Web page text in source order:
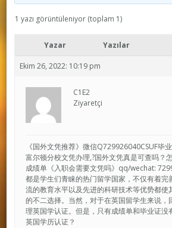
1 yazı görüntüleniyor (toplam 1)
Yazar Yazılar
Ekim 26, 2022: 10:19 pm
C1E2
Ziyaretçi
《国外文凭推荐》微信Q729926040CSUF毕
富尔顿分校文凭办理,?国外文凭真是可查吗？
成绩单《入职会需要文凭吗》qq/wechat:
都是学生们青睐的热门留学国家，不仅有着完
流的教育水平以及先进的科研技术等优势都使
的不二选择。当然，对于在英国留学生来说，
理英国学认证。但是，只有成绩单和毕业证没
英国学历认证？